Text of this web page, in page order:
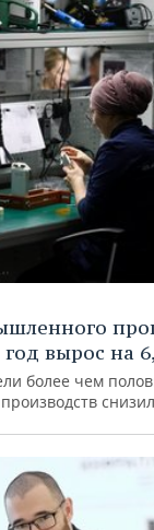
год вырос на
более чем